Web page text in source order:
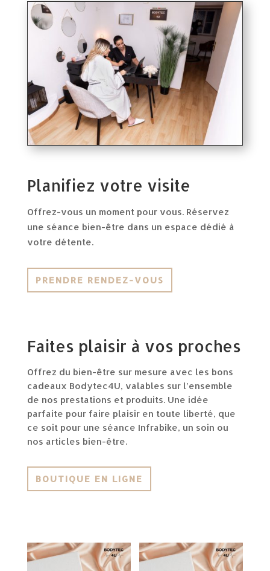
Planifiez votre visite
Offrez-vous un moment pour vous. Réservez
une séance bien-être dans un espace dédié à
votre détente.
PRENDRE RENDEZ-VOUS
Faites plaisir à vos proches
Offrez du bien-être sur mesure avec les bons
cadeaux Bodytec4U, valables sur l’ensemble
de nos prestations et produits. Une idée
parfaite pour faire plaisir en toute liberté, que
ce soit pour une séance Infrabike, un soin ou
nos articles bien-être.
BOUTIQUE EN LIGNE